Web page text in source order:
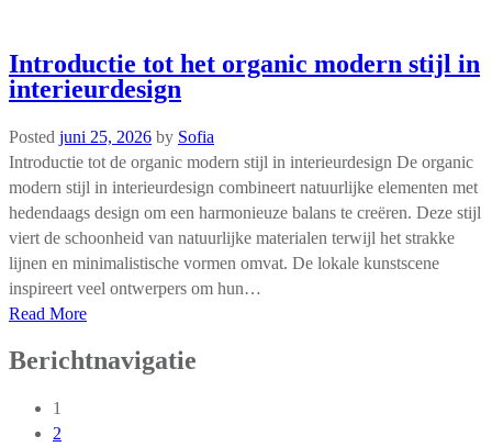
Introductie tot het organic modern stijl in
interieurdesign
Posted juni 25, 2026 by Sofia
Introductie tot de organic modern stijl in interieurdesign De organic
modern stijl in interieurdesign combineert natuurlijke elementen met
hedendaags design om een harmonieuze balans te creëren. Deze stijl
viert de schoonheid van natuurlijke materialen terwijl het strakke
lijnen en minimalistische vormen omvat. De lokale kunstscene
inspireert veel ontwerpers om hun…
Read More
Berichtnavigatie
1
2